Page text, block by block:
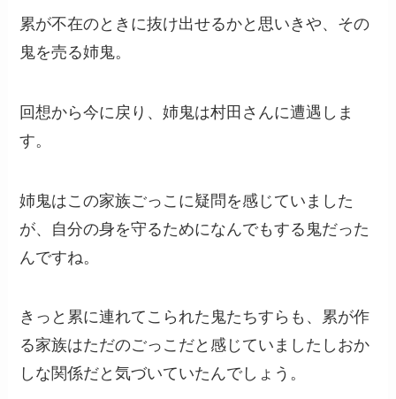
累が不在のときに抜け出せるかと思いきや、その
鬼を売る姉鬼。
回想から今に戻り、姉鬼は村田さんに遭遇しま
す。
姉鬼はこの家族ごっこに疑問を感じていました
が、自分の身を守るためになんでもする鬼だった
んですね。
きっと累に連れてこられた鬼たちすらも、累が作
る家族はただのごっこだと感じていましたしおか
しな関係だと気づいていたんでしょう。